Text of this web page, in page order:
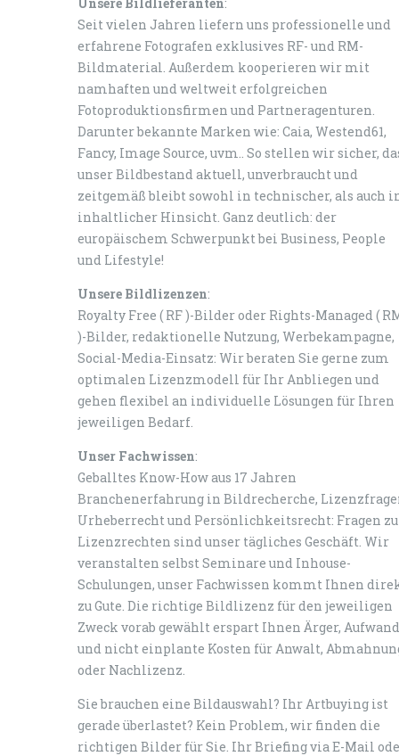
Seit vielen Jahren liefern uns professionelle und
erfahrene Fotografen exklusives RF- und RM-
Bildmaterial. Außerdem kooperieren wir mit
namhaften und weltweit erfolgreichen
Fotoproduktionsfirmen und Partneragenturen.
Darunter bekannte Marken wie: Caia, Westend61,
Fancy, Image Source, uvm.. So stellen wir sicher,
unser Bildbestand aktuell, unverbraucht und
zeitgemäß bleibt sowohl in technischer, als auch
inhaltlicher Hinsicht. Ganz deutlich: der
europäischem Schwerpunkt bei Business, People
und Lifestyle!
Unsere Bildlizenzen:
Royalty Free ( RF )-Bilder oder Rights-Managed (
)-Bilder, redaktionelle Nutzung, Werbekampagne,
Social-Media-Einsatz: Wir beraten Sie gerne zum
optimalen Lizenzmodell für Ihr Anbliegen und
gehen flexibel an individuelle Lösungen für Ihren
jeweiligen Bedarf.
Unser Fachwissen:
Geballtes Know-How aus 17 Jahren
Branchenerfahrung in Bildrecherche,
Urheberrecht und Persönlichkeitsrecht: Fragen zu
Lizenzrechten sind unser tägliches Geschäft. Wir
veranstalten selbst Seminare und Inhouse-
Schulungen, unser Fachwissen kommt Ihnen
zu Gute. Die richtige Bildlizenz für den jeweiligen
Zweck vorab gewählt erspart Ihnen Ärger, Aufwand
und nicht einplante Kosten für Anwalt,
oder Nachlizenz.
Sie brauchen eine Bildauswahl? Ihr Artbuying ist
gerade überlastet? Kein Problem, wir finden die
richtigen Bilder für Sie. Ihr Briefing via E-Mail